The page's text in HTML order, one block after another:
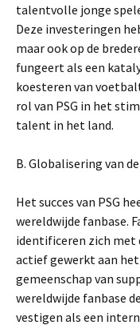
talentvolle jonge
Deze investeringen
maar ook op de
fungeert als een
koesteren van
rol van PSG in het
talent in het land.
B. Globalisering van
Het succes van PSG
wereldwijde fanbase.
identificeren zich met
actief gewerkt aan
gemeenschap van
wereldwijde fanbase
vestigen als een